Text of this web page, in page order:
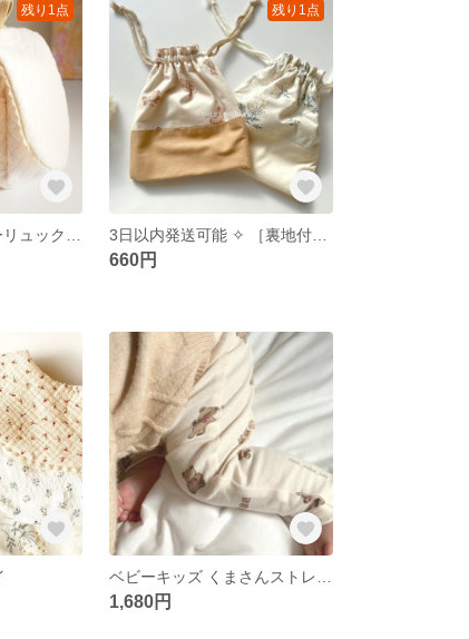
残り1点 残り1点
660円
1,680円